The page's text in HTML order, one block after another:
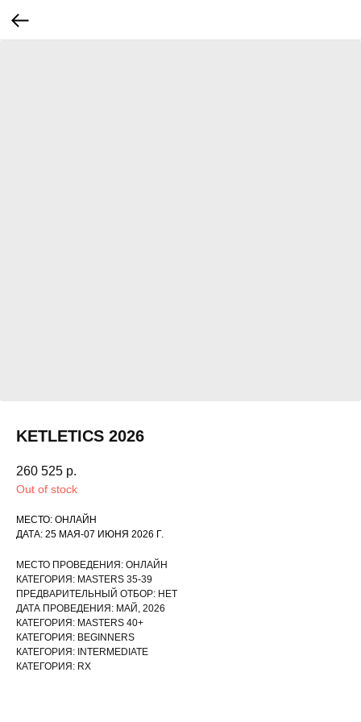
KETLETICS 2026
260 525 р.
Out of stock
МЕСТО: ОНЛАЙН
ДАТА: 25 МАЯ-07 ИЮНЯ 2026 Г.
МЕСТО ПРОВЕДЕНИЯ: ОНЛАЙН
КАТЕГОРИЯ: MASTERS 35-39
ПРЕДВАРИТЕЛЬНЫЙ ОТБОР: НЕТ
ДАТА ПРОВЕДЕНИЯ: МАЙ, 2026
КАТЕГОРИЯ: MASTERS 40+
КАТЕГОРИЯ: BEGINNERS
КАТЕГОРИЯ: INTERMEDIATE
КАТЕГОРИЯ: RX